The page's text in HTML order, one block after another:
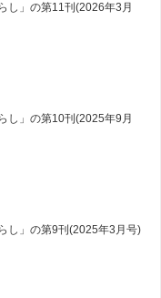
し」の第11刊(2026年3月
し」の第10刊(2025年9月
し」の第9刊(2025年3月号)